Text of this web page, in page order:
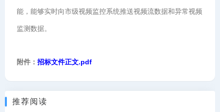
能，能够实时向市级视频监控系统推送视频流数据和异常视频
监测数据。
附件： 招标文件正文.pdf
推荐阅读